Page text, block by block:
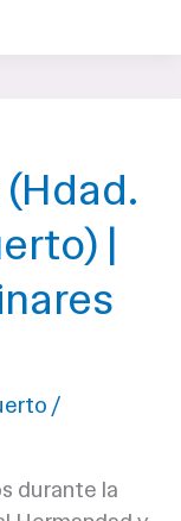
|
/
durante la